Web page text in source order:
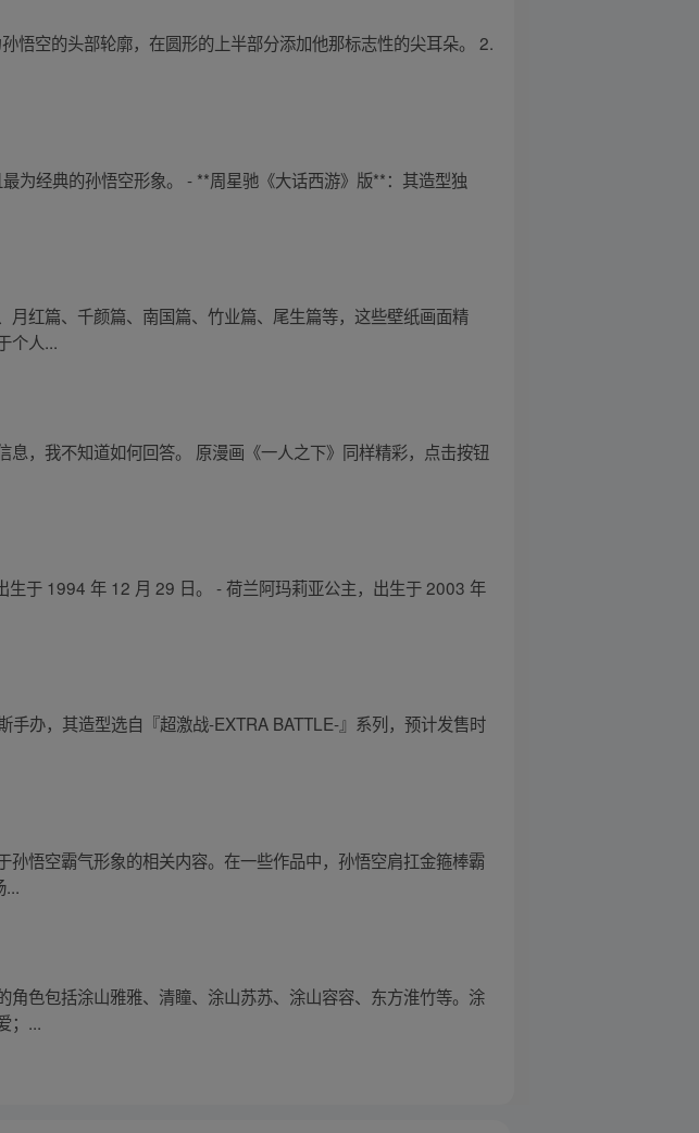
悟空的头部轮廓，在圆形的上半部分添加他那标志性的尖耳朵。 2.
为经典的孙悟空形象。 - **周星驰《大话西游》版**：其造型独
月红篇、千颜篇、南国篇、竹业篇、尾生篇等，这些壁纸画面精
个人...
，我不知道如何回答。 原漫画《一人之下》同样精彩，点击按钮
于 1994 年 12 月 29 日。 - 荷兰阿玛莉亚公主，出生于 2003 年
办，其造型选自『超激战-EXTRA BATTLE-』系列，预计发售时
悟空霸气形象的相关内容。在一些作品中，孙悟空肩扛金箍棒霸
...
色包括涂山雅雅、清瞳、涂山苏苏、涂山容容、东方淮竹等。涂
；...